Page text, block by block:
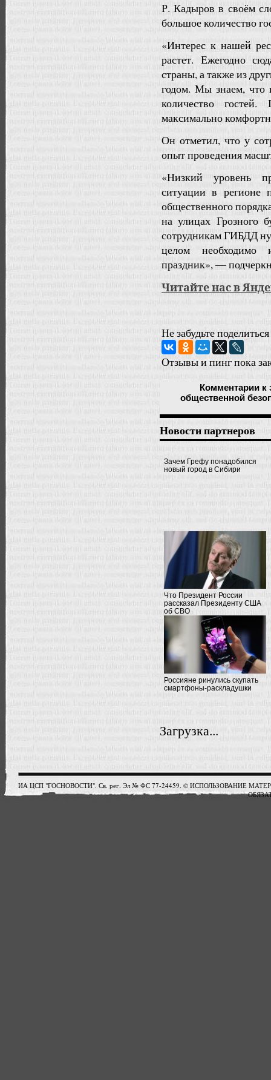
Р. Кадыров в своём
большое количество
«Интерес к нашей
растет. Ежегодно
страны, а также из
годом. Мы знаем, что
количество
максимально
Он отметил, что у
опыт проведения
«Низкий уровень
ситуации в регионе
общественного
на улицах Грозного
сотрудникам ГИБДД
целом необходимо
праздник», —
Читайте нас в
Не забудьте
Отзывы и пинг пока
Комментарии к
общественной
Новости партнеров
Зачем Грефу понадобился
новый город в Сибири
Что Президент России
рассказал Президенту США
об СВО
Россияне ринулись скупать
смартфоны-раскладушки
Загрузка...
ИА ЦСП "ГОСНОВОСТИ". Св. рег. Эл № ФС 77-24459. © ИСПОЛЬЗОВАНИЕ